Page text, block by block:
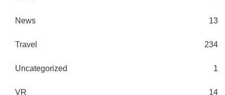
News 13
Travel 234
Uncategorized 1
VR 14